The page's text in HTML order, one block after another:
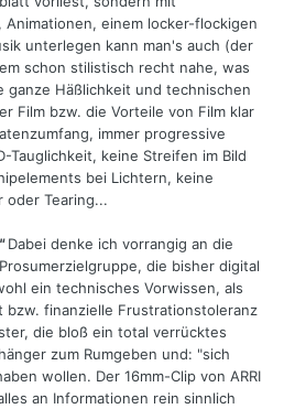
einem locker-flockigen
unterlegen kann man's auch (der
schon stilistisch recht nahe, was
ganze Häßlichkeit und technischen
Film bzw. die Vorteile von Film klar
immer progressive
Tauglichkeit, keine Streifen im Bild
bei Lichtern, keine
oder Tearing...
Dabei denke ich vorrangig an die
die bisher digital
ein technisches Vorwissen, als
bzw. finanzielle Frustrationstoleranz
die bloß ein total verrücktes
zum Rumgeben und: "sich
wollen. Der 16mm-Clip von ARRI
an Informationen rein sinnlich